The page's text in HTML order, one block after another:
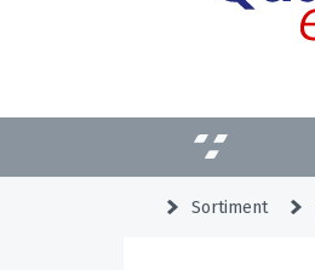
Sortiment